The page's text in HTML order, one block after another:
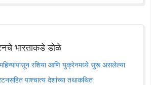
भारताकडे डोळे
रशिया आणि युक्रेनमध्ये सुरू असलेल्या
पाश्चात्य देशांच्या तथाकथित